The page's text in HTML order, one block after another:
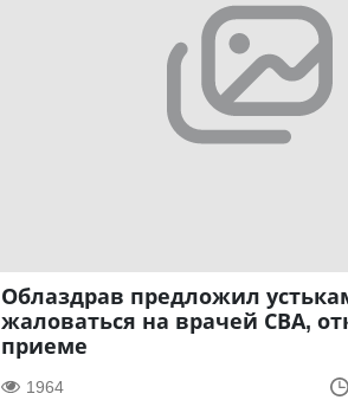
Облаздрав предложил
жаловаться на врачей СВА,
приеме
1964